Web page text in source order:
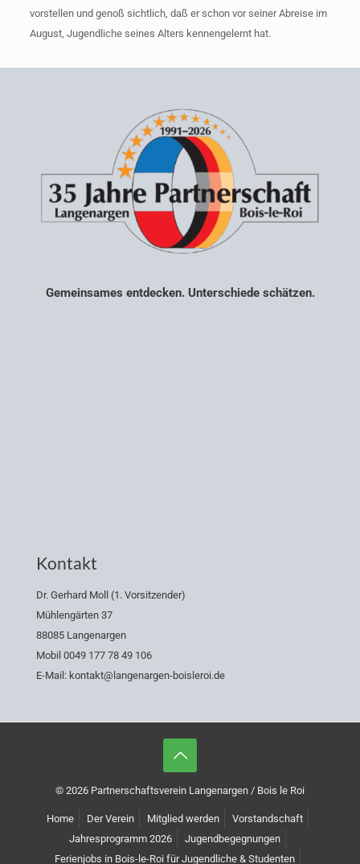
vorstellen und genoß sichtlich, daß er schon vor seiner Abreise im
August, Jugendliche seines Alters kennengelernt hat.
Gemeinsames entdecken. Unterschiede schätzen.
Kontakt
Dr. Gerhard Moll (1. Vorsitzender)
Mühlengärten 37
88085 Langenargen
Mobil 0049 177 78 49 106
E-Mail: kontakt@langenargen-boisleroi.de
© 2026 Partnerschaftsverein Langenargen / Bois le Roi
Home Der Verein Mitglied werden
Vorstandschaft
Jahresprogramm 2026
Jugendbegegnungen
Ferienjobs in Bois-le-Roi für Jugendliche & Studenten